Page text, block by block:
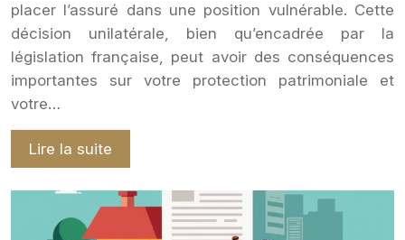
placer l’assuré dans une position vulnérable. Cette
décision unilatérale, bien qu’encadrée par la
législation française, peut avoir des conséquences
importantes sur votre protection patrimoniale et
votre…
Lire la suite